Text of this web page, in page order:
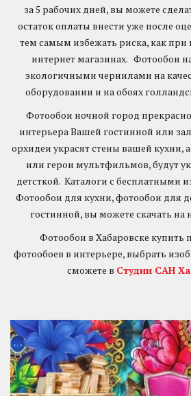
за 5 рабочих дней, вы можете
остаток оплаты внести уже после
тем самым избежать риска, как при
интернет магазинах. Фотообои
экологичными чернилами на
оборудовании и на обоях
Фотообои ночной город
интерьера Вашей гостинной или
орхидеи украсят стены вашей кухни,
или герои мультфильмов, будут
детсткой. Каталоги с бесплатными
Фотообои для кухни, фотообои для
гостинной, вы можете скачать на
Фотообои в Хабаровске купить
фотообоев в интерьере, выбрать
сможете в Студии САН